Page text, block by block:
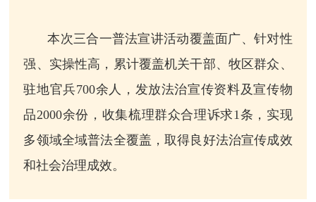
本次三合一普法宣讲活动覆盖面广、针对性
强、实操性高，累计覆盖机关干部、牧区群众、
驻地官兵700余人，发放法治宣传资料及宣传物
品2000余份，收集梳理群众合理诉求1条，实现
多领域全域普法全覆盖，取得良好法治宣传成效
和社会治理成效。